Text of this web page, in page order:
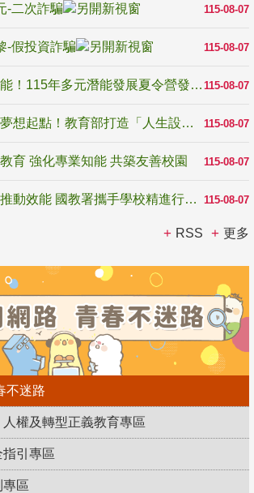
115-08-07
-二次詐騙
115-08-07
-假投資詐騙
115-08-07
跨越限制，探索潛能！115年多元潛能發展夏令營發掘生命無限可能
115-08-07
高齡不是終點而是夢想起點！教育部打造「人生設計夢工場」 參展第3屆高齡健康產業博覽會
115-08-07
育 強化專業知能 共築友善校園
115-08-07
強化學習歷程檔案推動效能 國教署攜手學校精進行政與教學支持
RSS 更多
不迷路
人權及轉型正義教育專區
引專區
專區